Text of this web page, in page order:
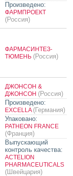
Произведено:
ФАРМПРОЕКТ
(Россия)
ФАРМАСИНТЕЗ-
ТЮМЕНЬ (Россия)
ДЖОНСОН &
ДЖОНСОН (Россия)
Произведено:
EXCELLA (Германия)
Упаковано:
PATHEON FRANCE
(Франция)
Выпускающий
контроль качества:
ACTELION
PHARMACEUTICALS
(Швейцария)